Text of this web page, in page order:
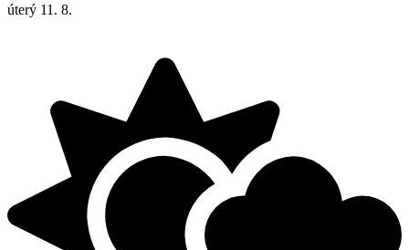
úterý 11. 8.